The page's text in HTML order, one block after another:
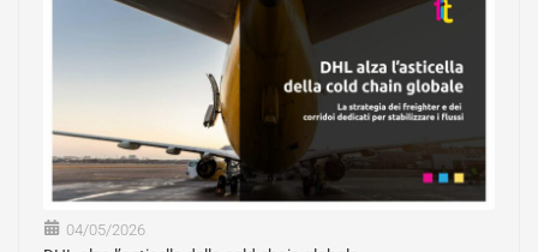
04/05/2026